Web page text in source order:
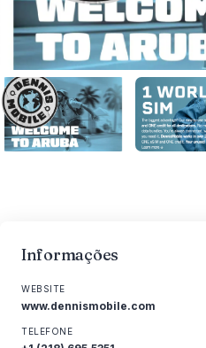
Informações
WEBSITE
www.dennismobile.com
TELEFONE